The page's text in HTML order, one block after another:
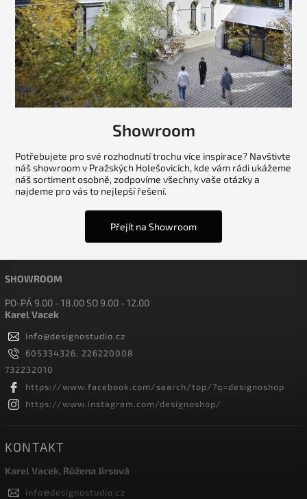
Showroom
Potřebujete pro své rozhodnutí trochu více inspirace? Navštivte
náš showroom v Pražských Holešovicích, kde vám rádi ukážeme
náš sortiment osobně, zodpovíme všechny vaše otázky a
najdeme pro vás to nejlepší řešení.
Přejít na Showroom
SHOWROOM
PO-PÁ 9.00 - 18.00 SO 9.00 - 12.00
Karel Vacek
info@designostudio.cz
605334326, 226220008
732232010
https://www.facebook.com/search/top/?q=designoshop
https://www.instagram.com/designoshop/
KONTAKT
Karel Vacek, Růžena Jirsová
info@designostudio.cz